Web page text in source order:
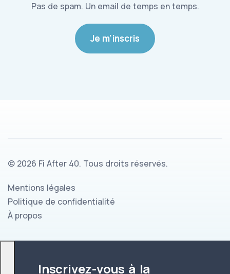
Pas de spam. Un email de temps en temps.
Je m'inscris
© 2026 Fi After 40. Tous droits réservés.
Mentions légales
Politique de confidentialité
À propos
Inscrivez-vous à la